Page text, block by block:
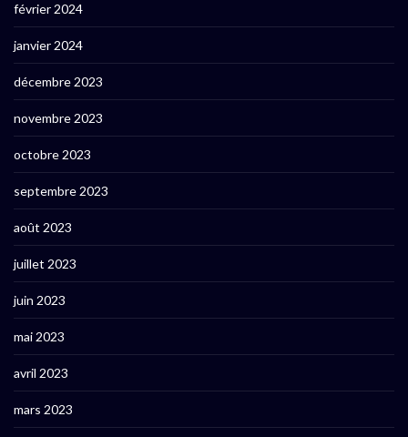
février 2024
janvier 2024
décembre 2023
novembre 2023
octobre 2023
septembre 2023
août 2023
juillet 2023
juin 2023
mai 2023
avril 2023
mars 2023